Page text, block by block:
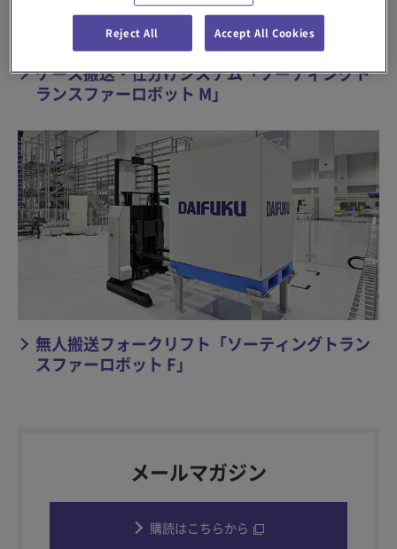
ケース搬送・仕分けシステム「ソーティングト
ランスファーロボット M」
無人搬送フォークリフト「ソーティングトラン
スファーロボット F」
メールマガジン
購読はこちらから
Reject All Accept All Cookies